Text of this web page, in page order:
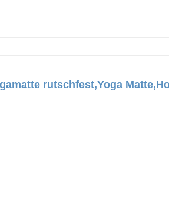
rutschfest,Yoga